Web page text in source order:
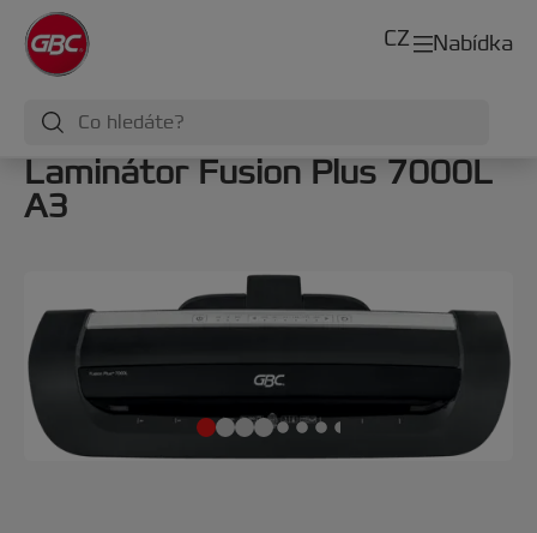
Nabídka
CZ
Laminátor Fusion Plus 7000L
A3